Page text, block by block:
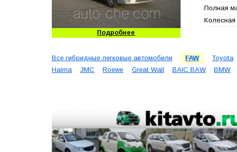
Подробнее
Полная
Все гибридные легковые автомобили FAW Toyota
Haima
JMC Roewe Great Wall BAIC BAW BMW